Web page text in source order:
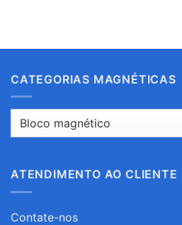
CATEGORIAS MAGNÉTICAS
ATENDIMENTO AO CLIENTE
Contate-nos